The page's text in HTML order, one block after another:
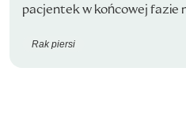
pacjentek w końcowej fazie
Rak piersi